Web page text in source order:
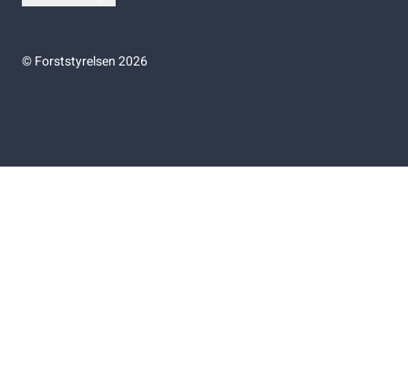
©Forststyrelsen 2026